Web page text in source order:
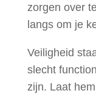
zorgen over
langs om je
Veiligheid
slecht
zijn. Laat